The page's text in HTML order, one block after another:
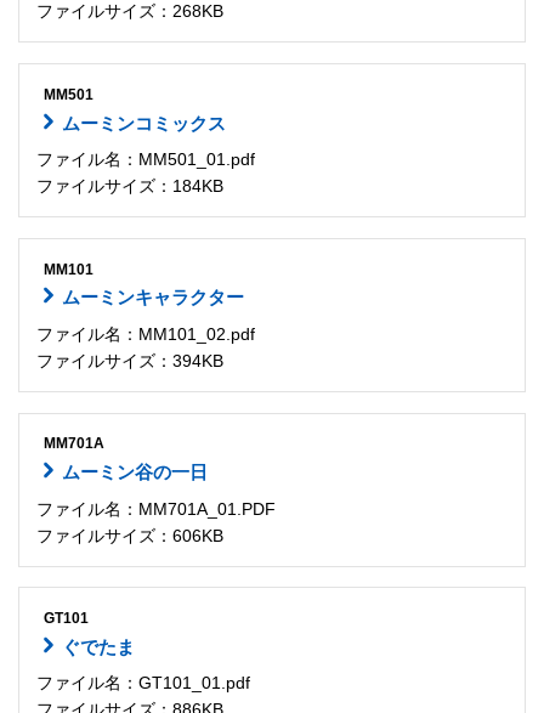
ファイルサイズ：268KB
MM501
ムーミンコミックス
ファイル名：MM501_01.pdf
ファイルサイズ：184KB
MM101
ムーミンキャラクター
ファイル名：MM101_02.pdf
ファイルサイズ：394KB
MM701A
ムーミン谷の一日
ファイル名：MM701A_01.PDF
ファイルサイズ：606KB
GT101
ぐでたま
ファイル名：GT101_01.pdf